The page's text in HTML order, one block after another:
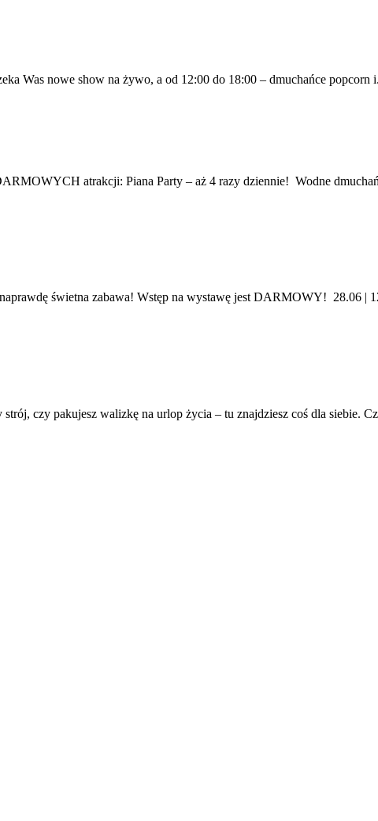
Was nowe show na żywo, a od 12:00 do 18:00 – dmuchańce popcorn
atrakcji: Piana Party – aż 4 razy dziennie! Wodne
świetna zabawa! Wstęp na wystawę jest DARMOWY! 28.06 |
czy pakujesz walizkę na urlop życia – tu znajdziesz coś dla siebie.